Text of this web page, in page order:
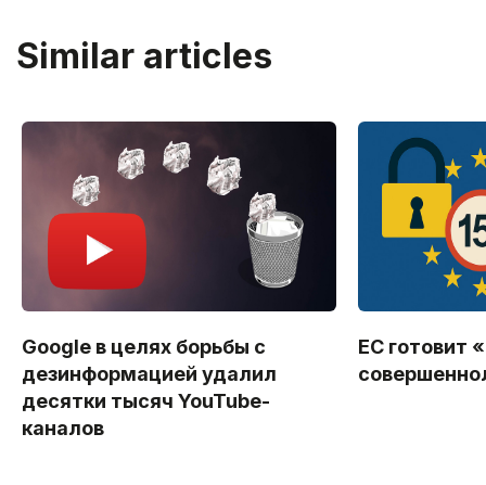
Similar articles
Google в целях борьбы с
дезинформацией удалил
десятки тысяч YouTube-
каналов
ЕС готовит